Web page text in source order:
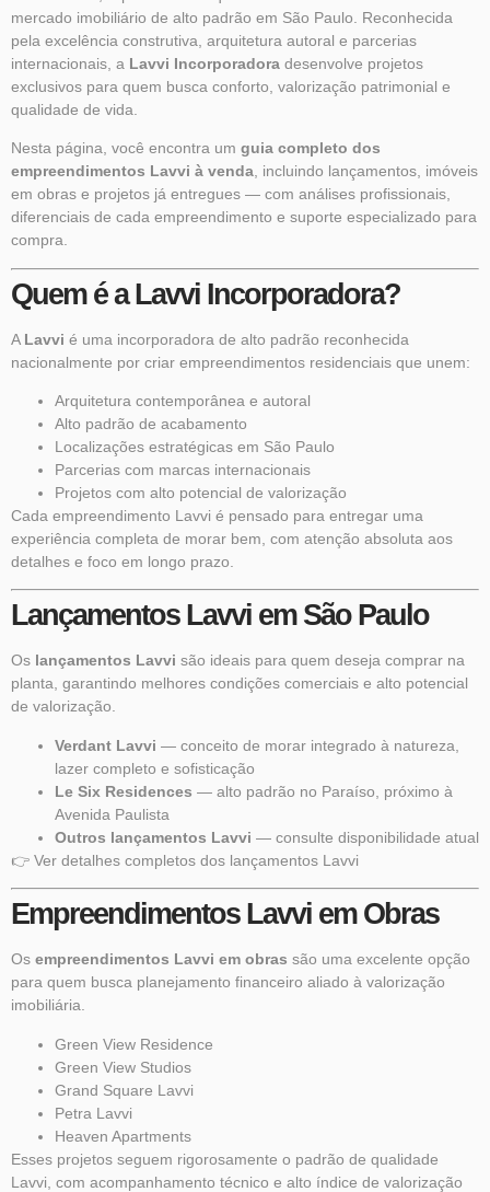
mercado imobiliário de alto padrão em São Paulo. Reconhecida
pela excelência construtiva, arquitetura autoral e parcerias
internacionais, a Lavvi Incorporadora desenvolve projetos
exclusivos para quem busca conforto, valorização patrimonial e
qualidade de vida.
Nesta página, você encontra um guia completo dos
empreendimentos Lavvi à venda, incluindo lançamentos, imóveis
em obras e projetos já entregues — com análises profissionais,
diferenciais de cada empreendimento e suporte especializado para
compra.
Quem é a Lavvi Incorporadora?
A Lavvi é uma incorporadora de alto padrão reconhecida
nacionalmente por criar empreendimentos residenciais que unem:
Arquitetura contemporânea e autoral
Alto padrão de acabamento
Localizações estratégicas em São Paulo
Parcerias com marcas internacionais
Projetos com alto potencial de valorização
Cada empreendimento Lavvi é pensado para entregar uma
experiência completa de morar bem, com atenção absoluta aos
detalhes e foco em longo prazo.
Lançamentos Lavvi em São Paulo
Os lançamentos Lavvi são ideais para quem deseja comprar na
planta, garantindo melhores condições comerciais e alto potencial
de valorização.
Verdant Lavvi — conceito de morar integrado à natureza,
lazer completo e sofisticação
Le Six Residences — alto padrão no Paraíso, próximo à
Avenida Paulista
Outros lançamentos Lavvi — consulte disponibilidade atual
👉 Ver detalhes completos dos lançamentos Lavvi
Empreendimentos Lavvi em Obras
Os empreendimentos Lavvi em obras são uma excelente opção
para quem busca planejamento financeiro aliado à valorização
imobiliária.
Green View Residence
Green View Studios
Grand Square Lavvi
Petra Lavvi
Heaven Apartments
Esses projetos seguem rigorosamente o padrão de qualidade
Lavvi, com acompanhamento técnico e alto índice de valorização